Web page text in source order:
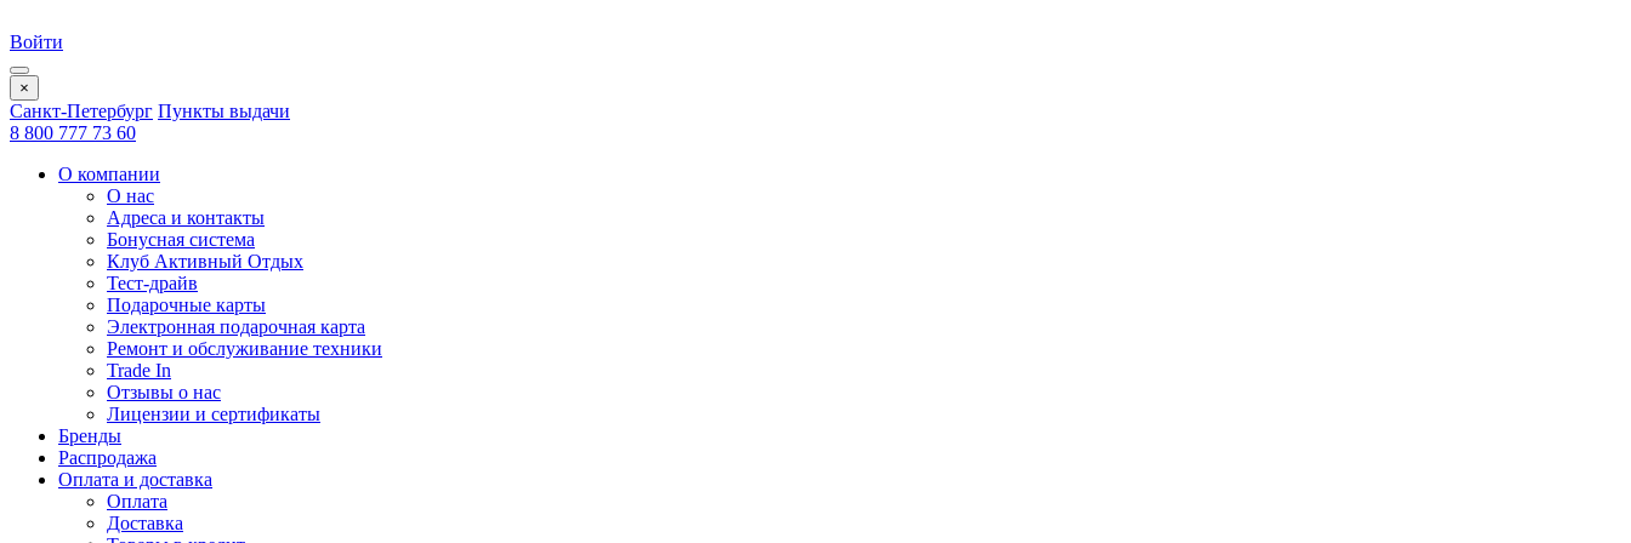
Войти
×
Санкт-Петербург Пункты выдачи
8 800 777 73 60
О компании
О нас
Адреса и контакты
Бонусная система
Клуб Активный Отдых
Тест-драйв
Подарочные карты
Электронная подарочная карта
Ремонт и обслуживание техники
Trade In
Отзывы о нас
Лицензии и сертификаты
Бренды
Распродажа
Оплата и доставка
Оплата
Доставка